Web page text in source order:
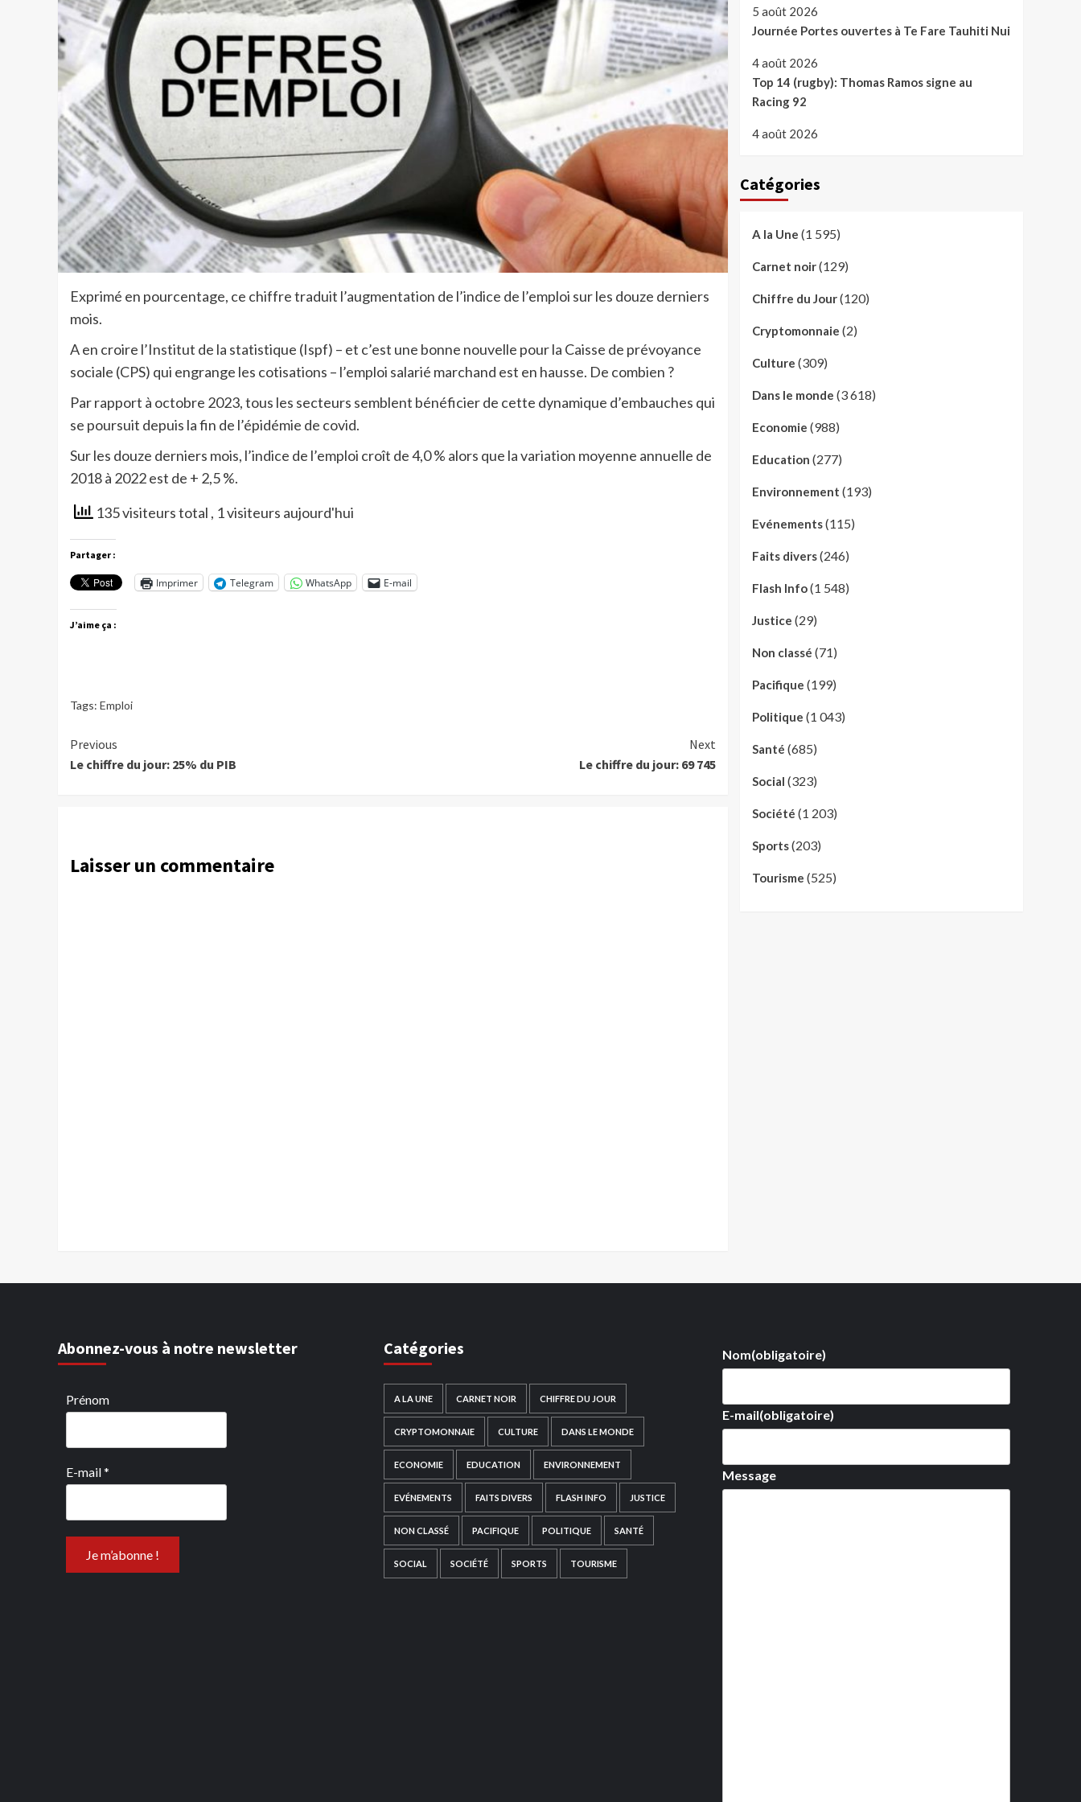
Exprimé en pourcentage, ce chiffre traduit l’augmentation de l’indice de l’emploi sur les douze derniers
mois.
A en croire l’Institut de la statistique (Ispf) – et c’est une bonne nouvelle pour la Caisse de prévoyance
sociale (CPS) qui engrange les cotisations – l’emploi salarié marchand est en hausse. De combien ?
Par rapport à octobre 2023, tous les secteurs semblent bénéficier de cette dynamique d’embauches qui
se poursuit depuis la fin de l’épidémie de covid.
Sur les douze derniers mois, l’indice de l’emploi croît de 4,0 % alors que la variation moyenne annuelle de
2018 à 2022 est de + 2,5 %.
135 visiteurs total , 1 visiteurs aujourd'hui
Partager :
Imprimer Telegram WhatsApp E-mail
J’aime ça :
Tags: Emploi
Continue
Reading
Previous
Le chiffre du jour: 25% du PIB
Next
Le chiffre du jour: 69 745
Laisser un commentaire
5 août 2026
Journée Portes ouvertes à Te Fare Tauhiti Nui
4 août 2026
Top 14 (rugby): Thomas Ramos signe au
Racing 92
4 août 2026
Catégories
A la Une (1 595)
Carnet noir(129)
Chiffre du Jour(120)
Cryptomonnaie (2)
Culture (309)
Dans le monde (3 618)
Economie (988)
Education (277)
Environnement (193)
Evénements(115)
Faits divers(246)
Flash Info(1 548)
Justice (29)
Non classé (71)
Pacifique (199)
Politique (1 043)
Santé (685)
Social (323)
Société (1 203)
Sports(203)
Tourisme (525)
Abonnez-vous à notre newsletter
Prénom
E-mail*
Catégories
A LA UNE CARNET NOIR CHIFFRE DU JOUR
CRYPTOMONNAIE CULTURE DANS LE MONDE
ECONOMIE EDUCATION ENVIRONNEMENT
EVÉNEMENTS FAITS DIVERS FLASH INFO JUSTICE
NON CLASSÉ PACIFIQUE POLITIQUE SANTÉ
SOCIAL SOCIÉTÉ SPORTS TOURISME
Nom(obligatoire)
E-mail(obligatoire)
Message